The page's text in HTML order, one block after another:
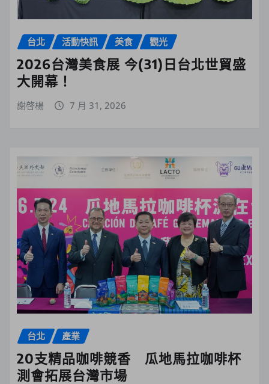
台北 活動快訊 美食 觀光
2026台灣美食展 今(31)日台北世貿盛
大開幕！
謝啓楊 7 月 31, 2026
台北 產業
20支精品咖啡競香 瓜地馬拉咖啡杯
測會拓展台灣市場